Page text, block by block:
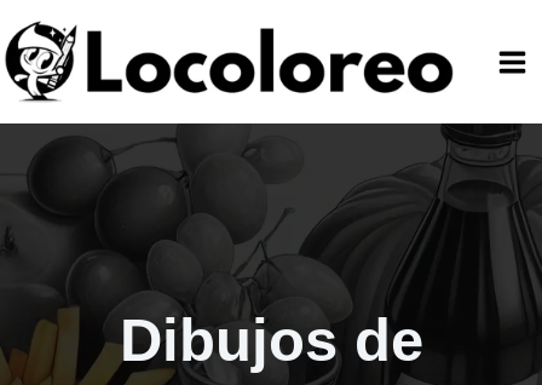
al
contenido
Dibujos de